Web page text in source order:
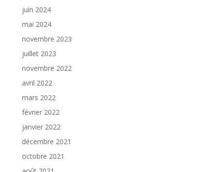
juin 2024
mai 2024
novembre 2023
juillet 2023
novembre 2022
avril 2022
mars 2022
février 2022
janvier 2022
décembre 2021
octobre 2021